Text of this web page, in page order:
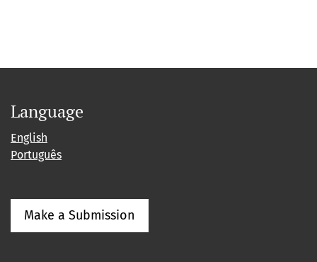
Language
English
Português
Make a Submission